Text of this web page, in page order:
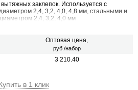
заклепок. Используется с
2,4, 3,2, 4,0, 4,8 мм, стальными и
2,4, 3,2, 4,0 мм
Оптовая цена,
руб./набор
3 210.40
в 1 клик